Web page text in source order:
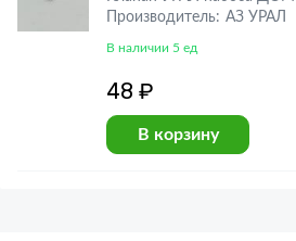
Производитель: АЗ УРАЛ
В наличии 5 ед
48 ₽
В корзину